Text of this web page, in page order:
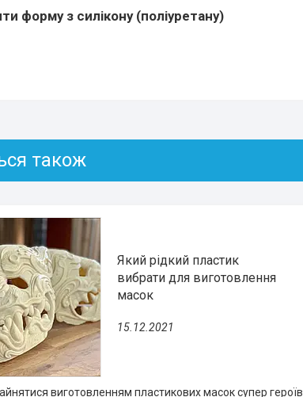
форму з силікону (поліуретану)
Який рідкий пластик
вибрати для виготовлення
масок
15.12.2021
виготовленням пластикових масок супер героїв